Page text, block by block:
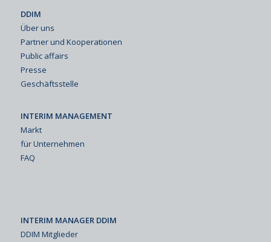
DDIM
Über uns
Partner und Kooperationen
Public affairs
Presse
Geschäftsstelle
INTERIM MANAGEMENT
Markt
für Unternehmen
FAQ
INTERIM MANAGER DDIM
DDIM Mitglieder